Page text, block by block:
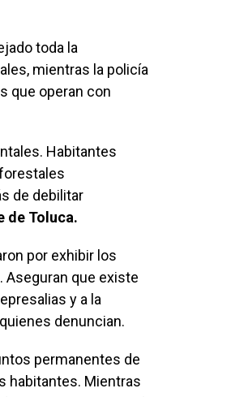
toda la
mientras la policía
que operan con
Habitantes
de debilitar
de Toluca.
por exhibir los
que existe
y a la
denuncian.
permanentes de
habitantes. Mientras